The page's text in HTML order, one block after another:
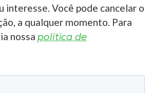
interesse. Você pode cancelar o
a qualquer momento. Para
nossa política de